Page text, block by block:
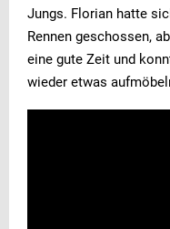
Jungs. Florian hatte
Rennen geschossen,
eine gute Zeit und
wieder etwas